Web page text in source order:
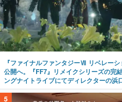
『ファイナルファンタジーⅦ リベレー
公開へ。『FF7』リメイクシリーズの完
ングナイトライブにてディレクターの浜
5